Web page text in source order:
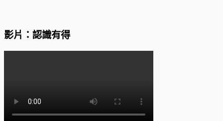
影片：認識有得